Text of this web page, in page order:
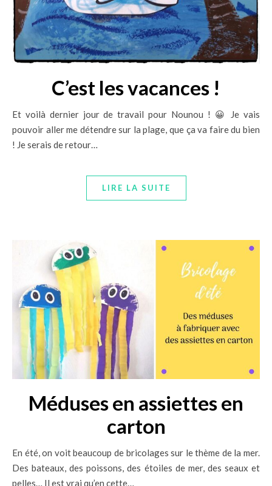
C’est les vacances !
Et voilà dernier jour de travail pour Nounou ! 😀 Je vais
pouvoir aller me détendre sur la plage, que ça va faire du bien
! Je serais de retour…
LIRE LA SUITE
Méduses en assiettes en
carton
En été, on voit beaucoup de bricolages sur le thème de la mer.
Des bateaux, des poissons, des étoiles de mer, des seaux et
pelles… Il est vrai qu’en cette…